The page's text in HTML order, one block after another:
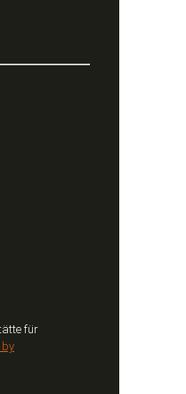
für
by